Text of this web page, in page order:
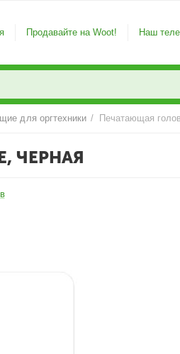
Продавайте на Woot! Наш
для оргтехники / Печатающая
ЧЕРНАЯ